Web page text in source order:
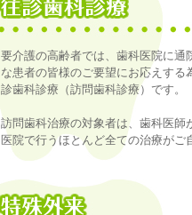
要介護の高齢者では、歯科医院に通
な患者の皆様のご要望にお応えす
診歯科診療（訪問歯科診療）です。
訪問歯科治療の対象者は、歯科医
医院で行うほとんど全ての治療がご